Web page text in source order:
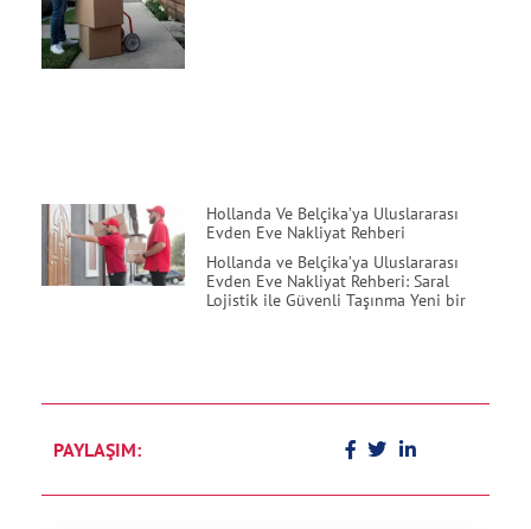
Hollanda Ve Belçika’ya Uluslararası
Evden Eve Nakliyat Rehberi
Hollanda ve Belçika’ya Uluslararası
Evden Eve Nakliyat Rehberi: Saral
Lojistik ile Güvenli Taşınma Yeni bir
PAYLAŞIM: